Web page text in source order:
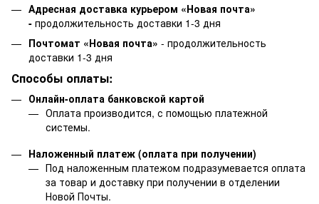
Адресная доставка курьером «Новая почта»
- продолжительность доставки 1-3 дня
Почтомат «Новая почта» - продолжительность
доставки 1-3 дня
Способы оплаты:
Онлайн-оплата банковской картой
Оплата производится, с помощью платежной
системы.
Наложенный платеж (оплата при получении)
Под наложенным платежом подразумевается оплата
за товар и доставку при получении в отделении
Новой Почты.